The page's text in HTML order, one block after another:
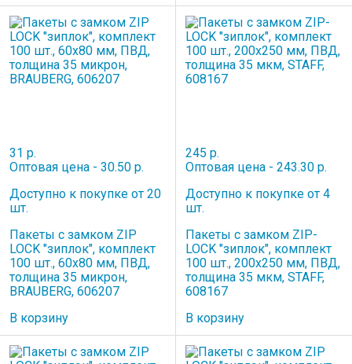
31 р.
Оптовая цена - 30.50 р.
Доступно к покупке от 20
шт.
Пакеты с замком ZIP
LOCK "зиплок", комплект
100 шт., 60х80 мм, ПВД,
толщина 35 микрон,
BRAUBERG, 606207
В корзину
245 р.
Оптовая цена - 243.30 р.
Доступно к покупке от 4
шт.
Пакеты с замком ZIP-
LOCK "зиплок", комплект
100 шт., 200х250 мм, ПВД,
толщина 35 мкм, STAFF,
608167
В корзину